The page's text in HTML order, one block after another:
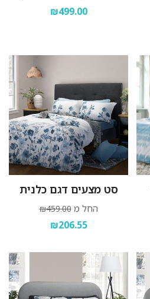
₪499.00
סט מצעים דגם כלנית
החל מ ₪459.00
₪206.55